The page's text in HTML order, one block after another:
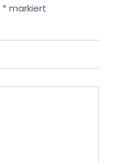
* markiert